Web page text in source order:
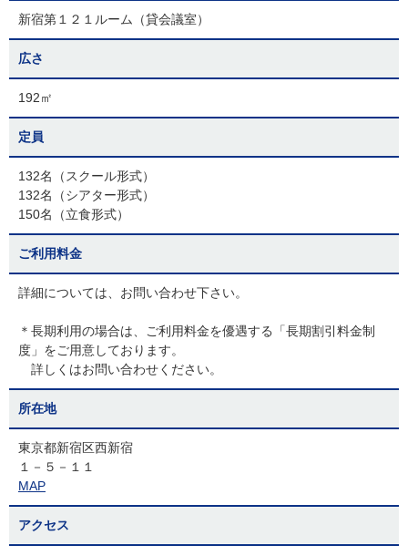
新宿第１２１ルーム（貸会議室）
広さ
192㎡
定員
132名（スクール形式）
132名（シアター形式）
150名（立食形式）
ご利用料金
詳細については、お問い合わせ下さい。
＊長期利用の場合は、ご利用料金を優遇する「長期割引料金制
度」をご用意しております。
詳しくはお問い合わせください。
所在地
東京都新宿区西新宿
１－５－１１
MAP
アクセス